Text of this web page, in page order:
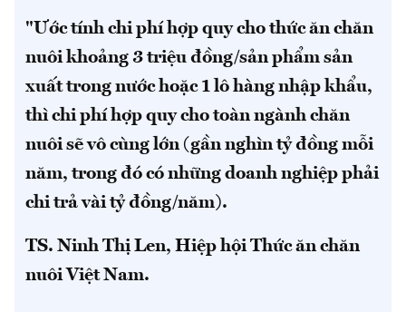
"Ước tính chi phí hợp quy cho thức ăn chăn
nuôi khoảng 3 triệu đồng/sản phẩm sản
xuất trong nước hoặc 1 lô hàng nhập khẩu,
thì chi phí hợp quy cho toàn ngành chăn
nuôi sẽ vô cùng lớn (gần nghìn tỷ đồng mỗi
năm, trong đó có những doanh nghiệp phải
chi trả vài tỷ đồng/năm).
TS. Ninh Thị Len, Hiệp hội Thức ăn chăn
nuôi Việt Nam.